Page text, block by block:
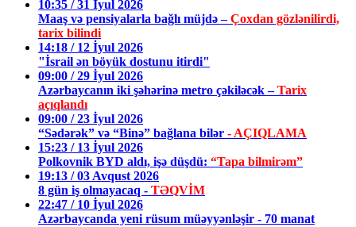
10:35 / 31 İyul 2026
Maaş və pensiyalarla bağlı müjdə –Çoxdan gözlənilirdi,
tarix bilindi
14:18 / 12 İyul 2026
"İsrail ən böyük dostunu itirdi"
09:00 / 29 İyul 2026
Azərbaycanın iki şəhərinə metro çəkiləcək –Tarix
açıqlandı
09:00 / 23 İyul 2026
“Sədərək” və “Binə” bağlana bilər - AÇIQLAMA
15:23 / 13 İyul 2026
Polkovnik BYD aldı, işə düşdü: “Tapa bilmirəm”
19:13 / 03 Avqust 2026
8 gün iş olmayacaq - TƏQVİM
22:47 / 10 İyul 2026
Azərbaycanda yeni rüsum müəyyənləşir - 70 manat